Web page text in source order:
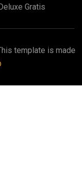
Gratis
template is made